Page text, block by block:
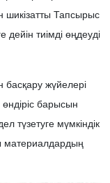
шикізатты Тапсырыс
дейін тиімді өңдеуді
басқару жүйелері
барысын
түзетуге мүмкіндік
материалдардың